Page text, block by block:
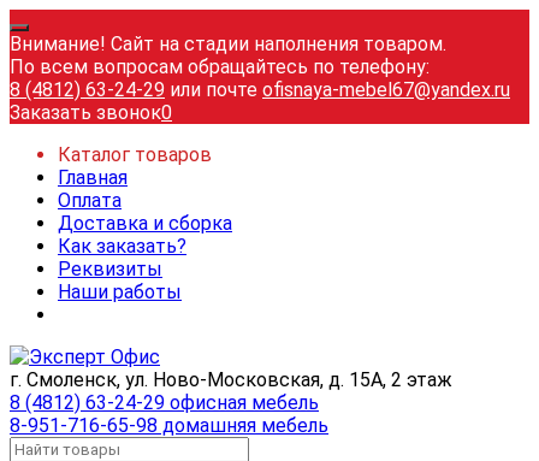
Внимание! Сайт на стадии наполнения товаром.
По всем вопросам обращайтесь по телефону:
8 (4812) 63-24-29 или почте ofisnaya-mebel67@yandex.ru
Заказать звонок0
Каталог товаров
Главная
Оплата
Доставка и сборка
Как заказать?
Реквизиты
Наши работы
г. Смоленск, ул. Ново-Московская, д. 15А, 2 этаж
8 (4812) 63-24-29 офисная мебель
8-951-716-65-98 домашняя мебель